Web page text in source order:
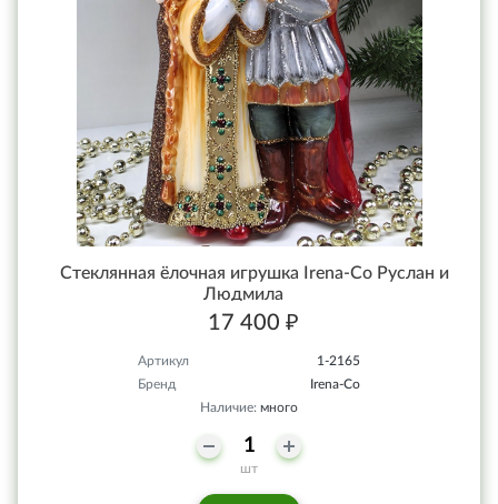
Стеклянная ёлочная игрушка Irena-Co Руслан и
Людмила
17 400 ₽
Артикул
1-2165
Бренд
Irena-Co
Наличие: много
шт